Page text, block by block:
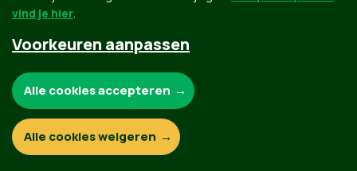
vind je hier.
Voorkeuren aanpassen
Functionele en analytische cookies:
Alle cookies accepteren
Alle cookies weigeren